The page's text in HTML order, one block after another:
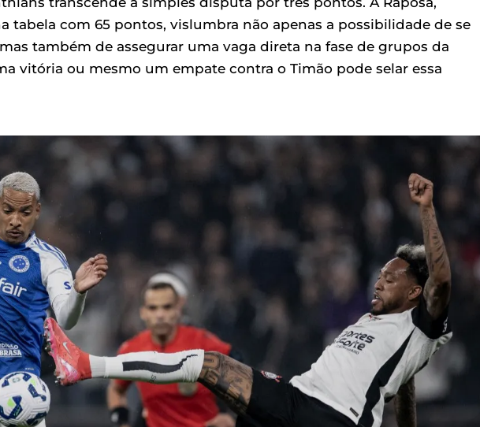
tabela com 65 pontos, vislumbra não apenas a possibilidade de se
também de assegurar uma vaga direta na fase de grupos da
vitória ou mesmo um empate contra o Timão pode selar essa